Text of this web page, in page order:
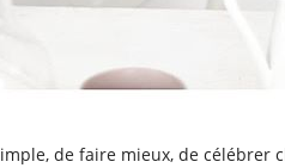
de faire mieux, de